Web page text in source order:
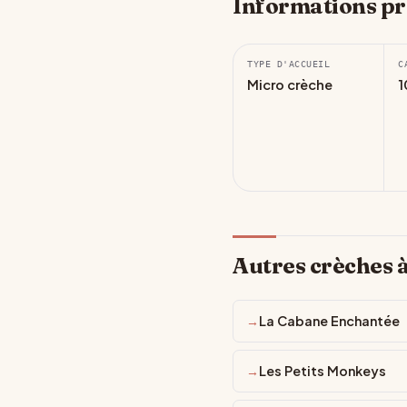
Informations
TYPE D'ACCUEIL
Micro crèche
Autres crèches
La Cabane Enchantée
Les Petits Monkeys